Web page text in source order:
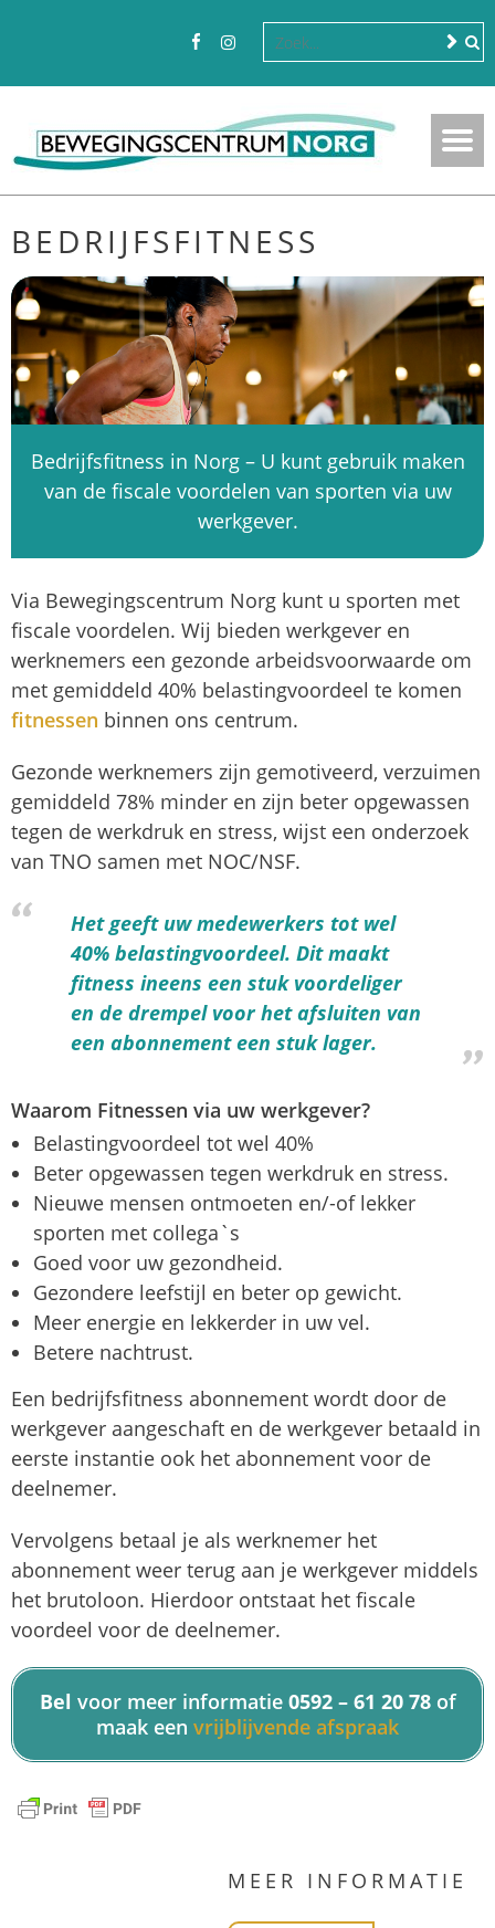
BEDRIJFSFITNESS
Bedrijfsfitness in Norg – U kunt gebruik maken
van de fiscale voordelen van sporten via uw
werkgever.
Via Bewegingscentrum Norg kunt u sporten met
fiscale voordelen. Wij bieden werkgever en
werknemers een gezonde arbeidsvoorwaarde om
met gemiddeld 40% belastingvoordeel te komen
fitnessen binnen ons centrum.
Gezonde werknemers zijn gemotiveerd, verzuimen
gemiddeld 78% minder en zijn beter opgewassen
tegen de werkdruk en stress, wijst een onderzoek
van TNO samen met NOC/NSF.
Het geeft uw medewerkers tot wel
40% belastingvoordeel. Dit maakt
fitness ineens een stuk voordeliger
en de drempel voor het afsluiten van
een abonnement een stuk lager.
Waarom Fitnessen via uw werkgever?
Belastingvoordeel tot wel 40%
Beter opgewassen tegen werkdruk en stress.
Nieuwe mensen ontmoeten en/-of lekker
sporten met collega`s
Goed voor uw gezondheid.
Gezondere leefstijl en beter op gewicht.
Meer energie en lekkerder in uw vel.
Betere nachtrust.
Een bedrijfsfitness abonnement wordt door de
werkgever aangeschaft en de werkgever betaald in
eerste instantie ook het abonnement voor de
deelnemer.
Vervolgens betaal je als werknemer het
abonnement weer terug aan je werkgever middels
het brutoloon. Hierdoor ontstaat het fiscale
voordeel voor de deelnemer.
Bel voor meer informatie 0592 – 61 20 78of
maak een vrijblijvende afspraak
MEER INFORMATIE